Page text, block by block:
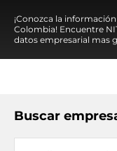
¡Conozca la
Colombia! Encuentre
datos empresarial mas
Buscar